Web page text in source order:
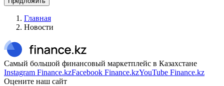
Главная
Новости
Самый большой финансовый маркетплейс в Казахстане
Instagram Finance.kzFacebook Finance.kzYouTube Finance.kz
Оцените наш сайт